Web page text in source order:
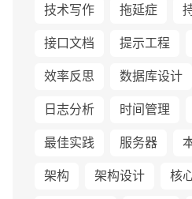
技术写作
拖延症
接口文档
提示工程
效率反思
数据库设计
日志分析
时间管理
最佳实践
服务器
架构
架构设计
核